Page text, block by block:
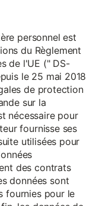
personnel est
du Règlement
de l'UE (" DS-
le 25 mai 2018
de protection
sur la
nécessaire pour
fournisse ses
utilisées pour
des contrats
données sont
fournies pour le